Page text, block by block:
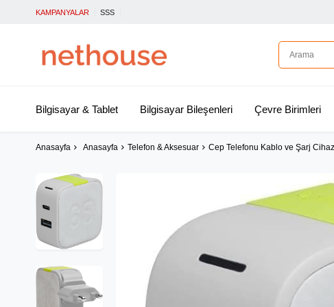
KAMPANYALAR SSS
Bilgisayar & Tablet Bilgisayar Bileşenleri Çevre Birimleri
Anasayfa Anasayfa Telefon & Aksesuar Cep Telefonu Kablo ve Şarj